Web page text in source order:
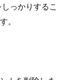
っかりするこ
。